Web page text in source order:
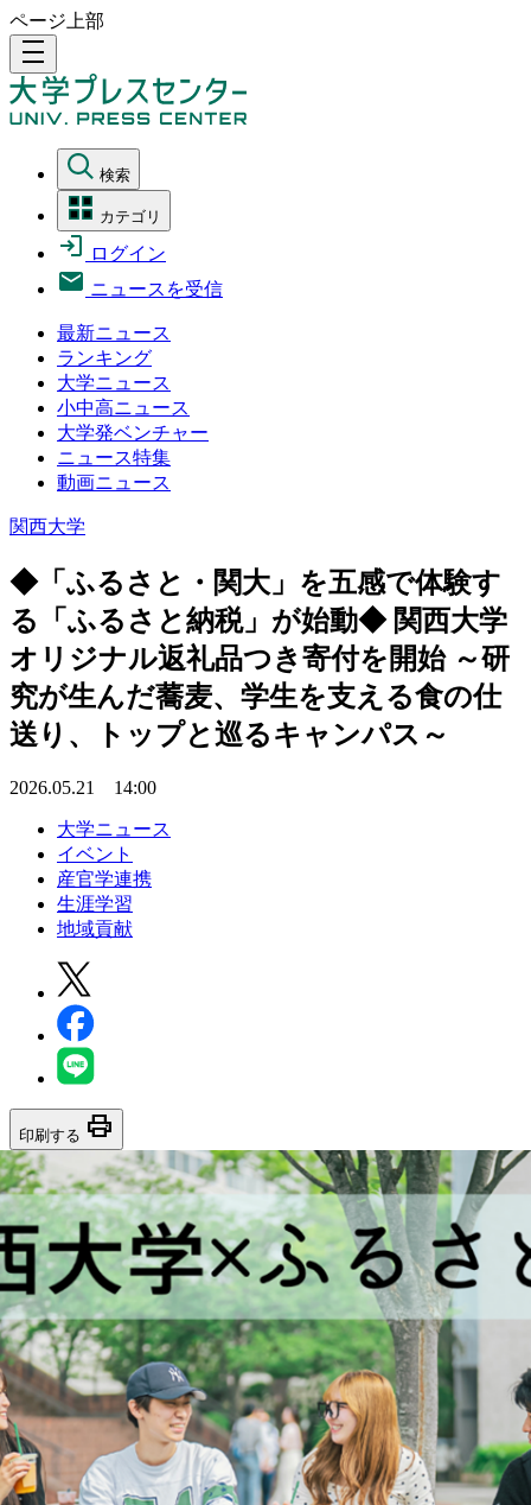
ページ上部
density_medium
検索
カテゴリ
ログイン
ニュースを受信
最新ニュース
ランキング
大学ニュース
小中高ニュース
大学発ベンチャー
ニュース特集
動画ニュース
関西大学
◆「ふるさと・関大」を五感で体験す
る「ふるさと納税」が始動◆ 関西大学
オリジナル返礼品つき寄付を開始 ～研
究が生んだ蕎麦、学生を支える食の仕
送り、トップと巡るキャンパス～
2026.05.21 14:00
大学ニュース
イベント
産官学連携
生涯学習
地域貢献
印刷する print